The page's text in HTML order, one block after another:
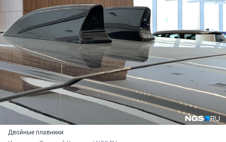
Двойные плавники